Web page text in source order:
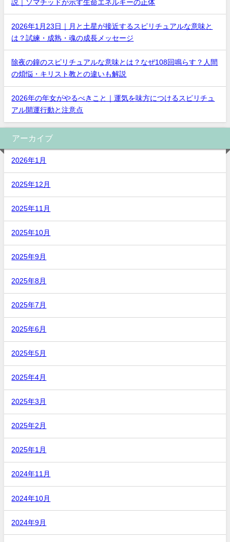
説｜ソマチッドが示す生命エネルギーの正体
2026年1月23日｜月と土星が接近するスピリチュアルな意味と
は？試練・成熟・魂の成長メッセージ
除夜の鐘のスピリチュアルな意味とは？なぜ108回鳴らす？人間
の煩悩・キリスト教との違いも解説
2026年の年女がやるべきこと｜運気を味方につけるスピリチュ
アル開運行動と注意点
アーカイブ
2026年1月
2025年12月
2025年11月
2025年10月
2025年9月
2025年8月
2025年7月
2025年6月
2025年5月
2025年4月
2025年3月
2025年2月
2025年1月
2024年11月
2024年10月
2024年9月